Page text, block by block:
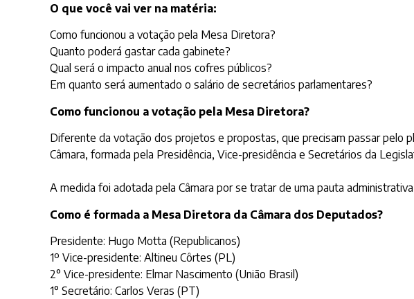
O que você vai ver na matéria:
Como funcionou a votação pela Mesa Diretora?
Quanto poderá gastar cada gabinete?
Qual será o impacto anual nos cofres públicos?
Em quanto será aumentado o salário de secretários parlamentares?
Como funcionou a votação pela Mesa Diretora?
Diferente da votação dos projetos e propostas, que precisam passar pelo
Câmara, formada pela Presidência, Vice-presidência e Secretários da
A medida foi adotada pela Câmara por se tratar de uma pauta
Como é formada a Mesa Diretora da Câmara dos Deputados?
Presidente: Hugo Motta (Republicanos)
1º Vice-presidente: Altineu Côrtes (PL)
2° Vice-presidente: Elmar Nascimento (União Brasil)
1° Secretário: Carlos Veras (PT)